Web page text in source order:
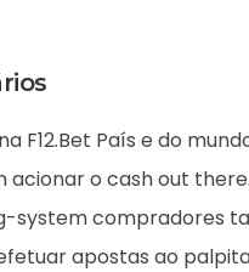
F12.Bet País e do
acionar o cash out
system compradores
apostas ao